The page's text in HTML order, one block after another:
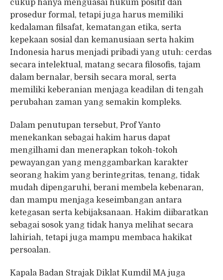
cukup hanya menguasai hukum positif dan
prosedur formal, tetapi juga harus memiliki
kedalaman filsafat, kematangan etika, serta
kepekaan sosial dan kemanusiaan serta hakim
Indonesia harus menjadi pribadi yang utuh: cerdas
secara intelektual, matang secara filosofis, tajam
dalam bernalar, bersih secara moral, serta
memiliki keberanian menjaga keadilan di tengah
perubahan zaman yang semakin kompleks.
Dalam penutupan tersebut, Prof Yanto
menekankan sebagai hakim harus dapat
mengilhami dan menerapkan tokoh-tokoh
pewayangan yang menggambarkan karakter
seorang hakim yang berintegritas, tenang, tidak
mudah dipengaruhi, berani membela kebenaran,
dan mampu menjaga keseimbangan antara
ketegasan serta kebijaksanaan. Hakim diibaratkan
sebagai sosok yang tidak hanya melihat secara
lahiriah, tetapi juga mampu membaca hakikat
persoalan.
Kapala Badan Strajak Diklat Kumdil MA juga